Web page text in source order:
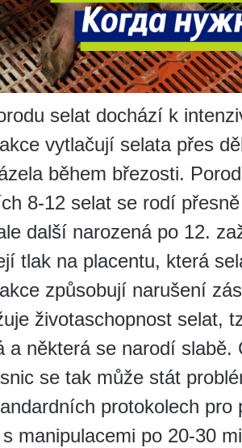
selat dochází k
vytlačují selata přes
během březosti.
8-12 selat se rodí
další narozená po 12.
tlak na placentu, která
způsobují narušení
životaschopnost selat,
a některá se narodí slabě.
se tak může stát
protokolech
manipulacemi po 20-30